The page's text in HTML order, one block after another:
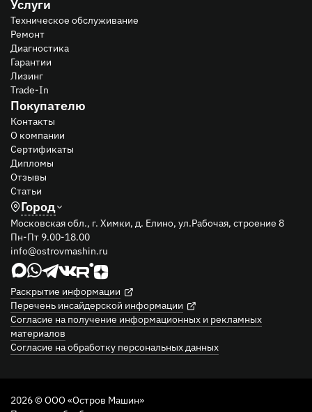
Техническое обслуживание
Ремонт
Диагностика
Гарантии
Лизинг
Trade-In
Покупателю
Контакты
О компании
Сертификаты
Дипломы
Отзывы
Статьи
Город
Московская обл., г. Химки, д. Елино, ул.Рабочая, строение 8
Пн-Пт 9.00-18.00
info@ostrovmashin.ru
Раскрытие информации
Перечень инсайдерской информации
Согласие на получение информационных и рекламных
материалов
Согласие на обработку персональных данных
2026 © ООО «Остров Машин»